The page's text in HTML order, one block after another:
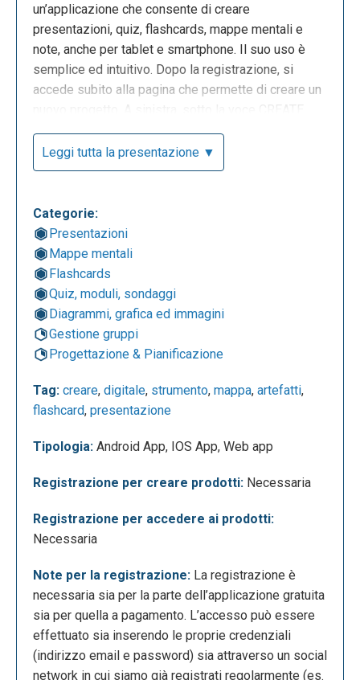
un’applicazione che consente di creare
presentazioni, quiz, flashcards, mappe mentali e
note, anche per tablet e smartphone. Il suo uso è
semplice ed intuitivo. Dopo la registrazione, si
accede subito alla pagina che permette di creare un
che verrà analizzata in seguito, si trova una barra
con elencate una serie di voci: la sezione dedicata
al mio PROFILO PERSONALE (in questo caso si sta
My GoConqr SUBJECT, rappresenta la
visualizzazione dei miei contenuti raggruppati per
categorie; COURSES, per la creazione di veri e
propri corsi indicando il nome della materia e la
relativa descrizione, così potremo inserire tutti i
contenuti e lavori che riguardano la disciplina in
esame; GROUPS, per creare un nuovo gruppo, che
può essere pubblico o privato, caratterizzandolo e
GROUPS, per cercare i gruppi all’interno della
comunità di GoConqr; MARKETPLACE SHOP, per
PURCHASES, dove vengono indicati tutti gli
utenti premium; SUGGESTED CONTENT, dove
vengono indicati i contenuti consigliati; GoConqr Hub
HELP & FAQ, dove vengono raggruppate tutte le
eventuali dubbi che potrebbero insorgere
nell’utente; PLANS, dove sono indicati tutti i piani
tariffari per rendere migliore l’esperienza formativa;
Recently Viewed Resources Elenco di tutte le
visualizzate di recente.
Leggi tutta la presentazione ▼
Categorie:
Presentazioni
Mappe mentali
Flashcards
Quiz, moduli, sondaggi
Diagrammi, grafica ed immagini
Gestione gruppi
Progettazione & Pianificazione
Tag: creare, digitale, strumento, mappa, artefatti,
flashcard, presentazione
Tipologia: Android App, IOS App, Web app
Registrazione per creare prodotti: Necessaria
Registrazione per accedere ai prodotti:
Necessaria
Note per la registrazione: La registrazione è
necessaria sia per la parte dell’applicazione gratuita
sia per quella a pagamento. L’accesso può essere
effettuato sia inserendo le proprie credenziali
(indirizzo email e password) sia attraverso un social
network in cui siamo già registrati regolarmente (es.